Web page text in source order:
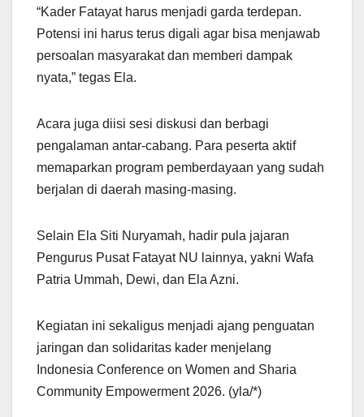
“Kader Fatayat harus menjadi garda terdepan.
Potensi ini harus terus digali agar bisa menjawab
persoalan masyarakat dan memberi dampak
nyata,” tegas Ela.
Acara juga diisi sesi diskusi dan berbagi
pengalaman antar-cabang. Para peserta aktif
memaparkan program pemberdayaan yang sudah
berjalan di daerah masing-masing.
Selain Ela Siti Nuryamah, hadir pula jajaran
Pengurus Pusat Fatayat NU lainnya, yakni Wafa
Patria Ummah, Dewi, dan Ela Azni.
Kegiatan ini sekaligus menjadi ajang penguatan
jaringan dan solidaritas kader menjelang
Indonesia Conference on Women and Sharia
Community Empowerment 2026. (yla/*)